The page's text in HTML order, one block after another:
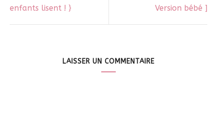
enfants lisent ! }
Version bébé ]
LAISSER UN COMMENTAIRE